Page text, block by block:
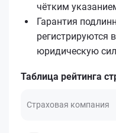
чётким
Гарантия
регистрируются
юридическую
Таблица рейтинга
Страховая компания